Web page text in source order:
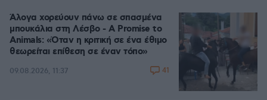
Άλογα χορεύουν πάνω σε σπασμένα
μπουκάλια στη Λέσβο - A Promise to
Animals: «Όταν η κριτική σε ένα έθιμο
θεωρείται επίθεση σε έναν τόπο»
09.08.2026, 11:37 41